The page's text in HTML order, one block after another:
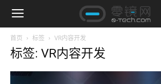
首页 标签 VR内容开发
标签: VR内容开发